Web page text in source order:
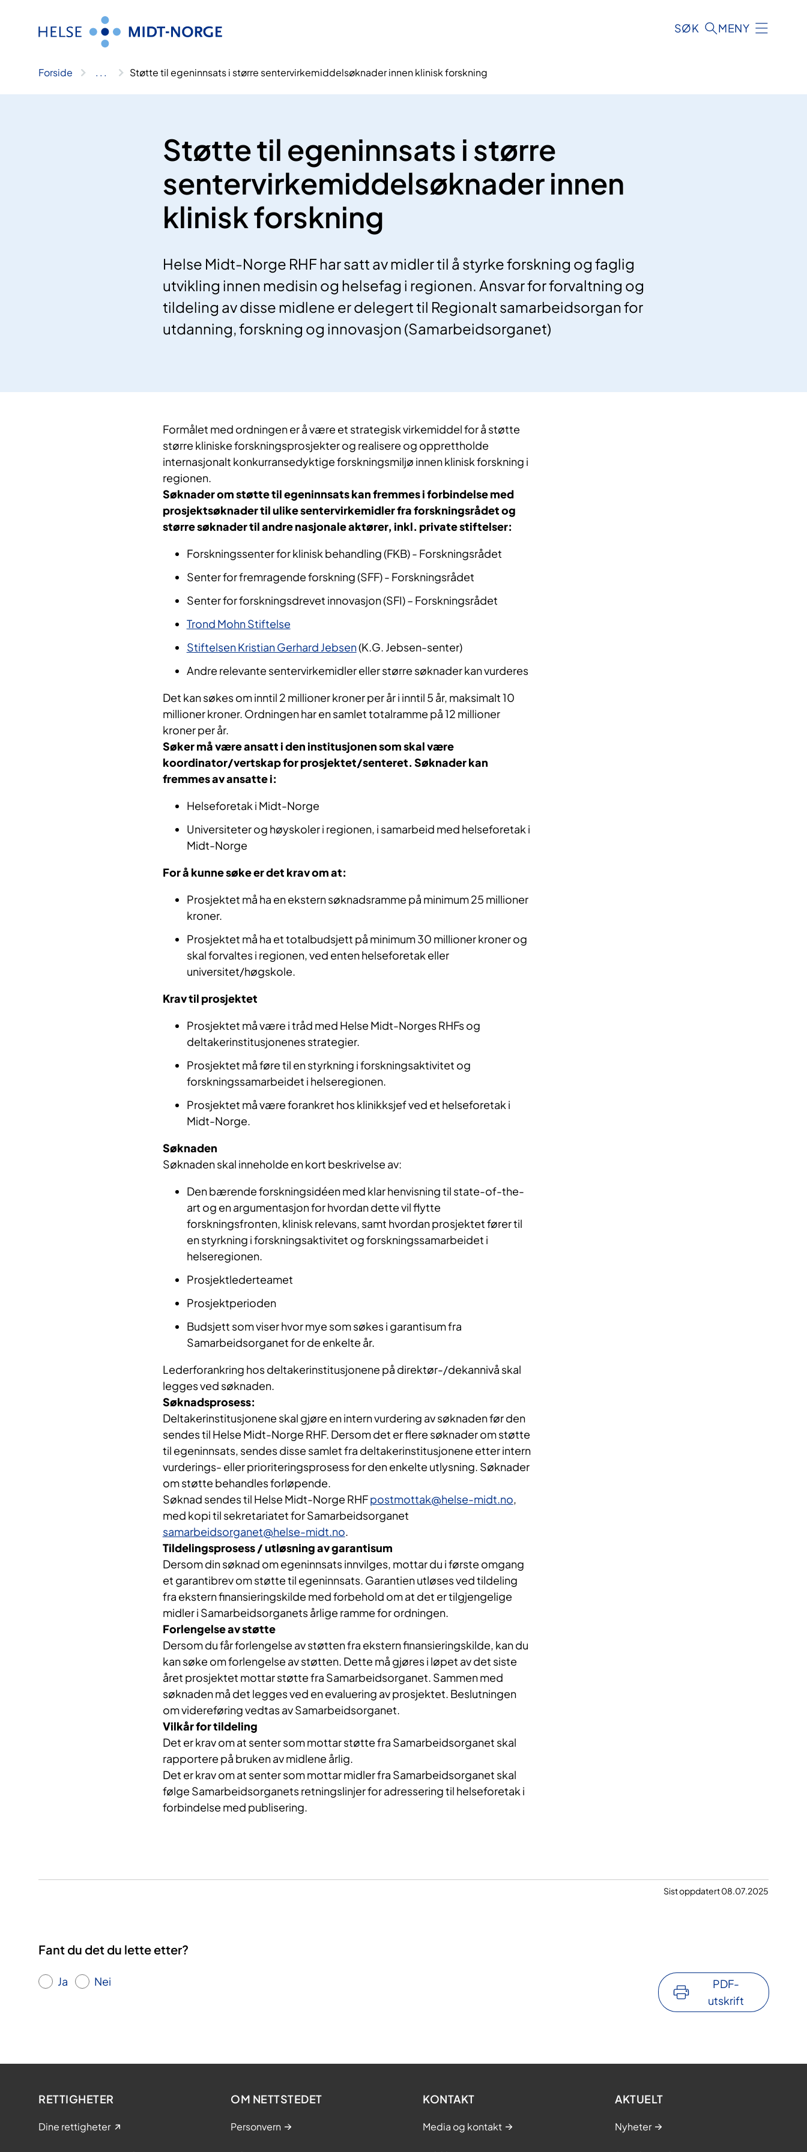
SØK MENY
Forside .. . Støtte til egeninnsats i større sentervirkemiddelsøknader innen klinisk forskning
Støtte til egeninnsats i større
sentervirkemiddelsøknader innen
klinisk forskning
Helse Midt-Norge RHF har satt av midler til å styrke forskning og faglig
utvikling innen medisin og helsefag i regionen. Ansvar for forvaltning og
tildeling av disse midlene er delegert til Regionalt samarbeidsorgan for
utdanning, forskning og innovasjon (Samarbeidsorganet)
Formålet med ordningen er å være et strategisk virkemiddel for å støtte
større kliniske forskningsprosjekter og realisere og opprettholde
internasjonalt konkurransedyktige forskningsmiljø innen klinisk forskning i
regionen.
Søknader om støtte til egeninnsats kan fremmes i forbindelse med
prosjektsøknader til ulike sentervirkemidler fra forskningsrådet og
større søknader til andre nasjonale aktører, inkl. private stiftelser:
Forskningssenter for klinisk behandling (FKB) - Forskningsrådet
Senter for fremragende forskning (SFF) - Forskningsrådet
Senter for forskningsdrevet innovasjon (SFI) – Forskningsrådet
Trond Mohn Stiftelse
Stiftelsen Kristian Gerhard Jebsen(K.G. Jebsen-senter)
Andre relevante sentervirkemidler eller større søknader kan vurderes
Det kan søkes om inntil 2 millioner kroner per år i inntil 5 år, maksimalt 10
millioner kroner. Ordningen har en samlet totalramme på 12 millioner
kroner per år.
Søker må være ansatt i den institusjonen som skal være
koordinator/vertskap for prosjektet/senteret. Søknader kan
fremmes av ansatte i:
Helseforetak i Midt-Norge
Universiteter og høyskoler i regionen, i samarbeid med helseforetak i
Midt-Norge
For å kunne søke er det krav om at:
Prosjektet må ha en ekstern søknadsramme på minimum 25 millioner
kroner.
Prosjektet må ha et totalbudsjett på minimum 30 millioner kroner og
skal forvaltes i regionen, ved enten helseforetak eller
universitet/høgskole.
Krav til prosjektet
Prosjektet må være i tråd med Helse Midt-Norges RHFs og
deltakerinstitusjonenes strategier.
Prosjektet må føre til en styrkning i forskningsaktivitet og
forskningssamarbeidet i helseregionen.
Prosjektet må være forankret hos klinikksjef ved et helseforetak i
Midt-Norge.
Søknaden
Søknaden skal inneholde en kort beskrivelse av:
Den bærende forskningsidéen med klar henvisning til state-of-the-
art og en argumentasjon for hvordan dette vil flytte
forskningsfronten, klinisk relevans, samt hvordan prosjektet fører til
en styrkning i forskningsaktivitet og forskningssamarbeidet i
helseregionen.
Prosjektlederteamet
Prosjektperioden
Budsjett som viser hvor mye som søkes i garantisum fra
Samarbeidsorganet for de enkelte år.
Lederforankring hos deltakerinstitusjonene på direktør-/dekannivå skal
legges ved søknaden.
Søknadsprosess:
Deltakerinstitusjonene skal gjøre en intern vurdering av søknaden før den
sendes til Helse Midt-Norge RHF. Dersom det er flere søknader om støtte
til egeninnsats, sendes disse samlet fra deltakerinstitusjonene etter intern
vurderings- eller prioriteringsprosess for den enkelte utlysning. Søknader
om støtte behandles forløpende.
Søknad sendes til Helse Midt-Norge RHFpostmottak@helse-midt.no,
med kopi til sekretariatet for Samarbeidsorganet
samarbeidsorganet@helse-midt.no.
Tildelingsprosess / utløsning av garantisum
Dersom din søknad om egeninnsats innvilges, mottar du i første omgang
et garantibrev om støtte til egeninnsats. Garantien utløses ved tildeling
fra ekstern finansieringskilde med forbehold om at det er tilgjengelige
midler i Samarbeidsorganets årlige ramme for ordningen.
Forlengelse av støtte
Dersom du får forlengelse av støtten fra ekstern finansieringskilde, kan du
kan søke om forlengelse av støtten. Dette må gjøres i løpet av det siste
året prosjektet mottar støtte fra Samarbeidsorganet. Sammen med
søknaden må det legges ved en evaluering av prosjektet. Beslutningen
om videreføring vedtas av Samarbeidsorganet.
Vilkår for tildeling
Det er krav om at senter som mottar støtte fra Samarbeidsorganet skal
rapportere på bruken av midlene årlig.
Det er krav om at senter som mottar midler fra Samarbeidsorganet skal
følge Samarbeidsorganets retningslinjer for adressering til helseforetak i
forbindelse med publisering.
Sist oppdatert 08.07.2025
Fant du det du lette etter?
Ja Nei
PDF-
utskrift
RETTIGHETER
Dine rettigheter
OM NETTSTEDET
Personvern
KONTAKT
Media og kontakt
AKTUELT
Nyheter